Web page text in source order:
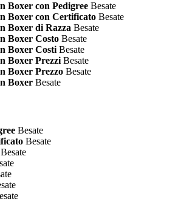
Boxer con Pedigree Besate
Boxer con Certificato Besate
Boxer di Razza Besate
Boxer Costo Besate
Boxer Costi Besate
Boxer Prezzi Besate
Boxer Prezzo Besate
Boxer Besate
Besate
Besate
Besate